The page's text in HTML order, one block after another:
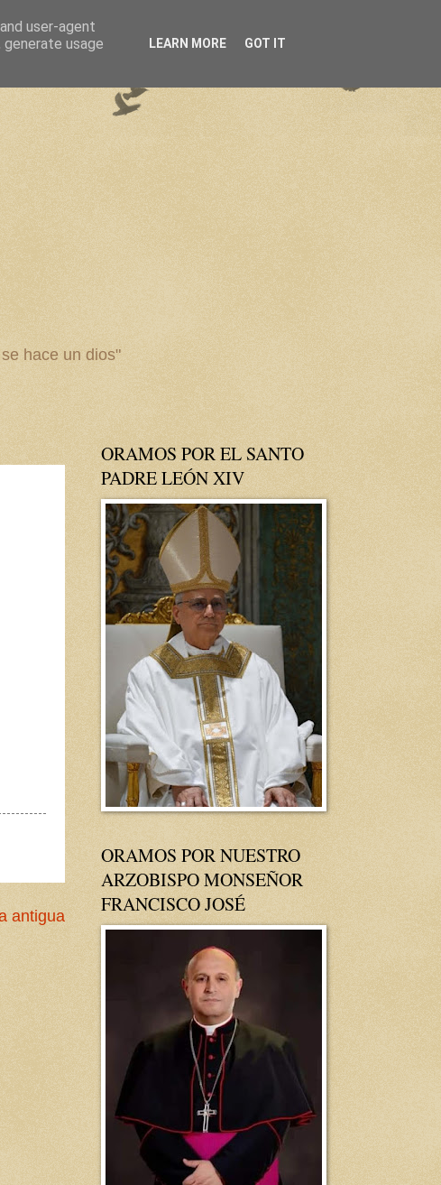
hace un dios"
antigua
ORAMOS POR EL SANTO
PADRE LEÓN XIV
ORAMOS POR NUESTRO
ARZOBISPO MONSEÑOR
FRANCISCO JOSÉ
user-agent
usage
LEARN MORE GOT IT